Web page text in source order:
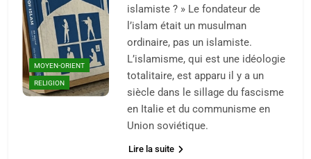
MOYEN-ORIENT
RELIGION
islamiste ? » Le fondateur de
l’islam était un musulman
ordinaire, pas un islamiste.
L’islamisme, qui est une idéologie
totalitaire, est apparu il y a un
siècle dans le sillage du fascisme
en Italie et du communisme en
Union soviétique.
Lire la suite